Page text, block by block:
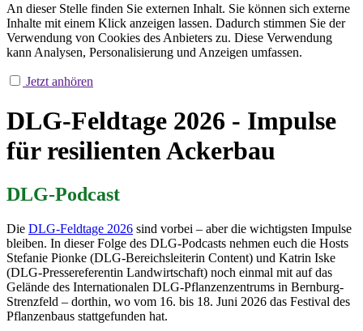
An dieser Stelle finden Sie externen Inhalt. Sie können sich externe
Inhalte mit einem Klick anzeigen lassen. Dadurch stimmen Sie der
Verwendung von Cookies des Anbieters zu. Diese Verwendung
kann Analysen, Personalisierung und Anzeigen umfassen.
Jetzt anhören
DLG-Feldtage 2026 - Impulse
für resilienten Ackerbau
DLG-Podcast
Die DLG-Feldtage 2026 sind vorbei – aber die wichtigsten Impulse
bleiben. In dieser Folge des DLG-Podcasts nehmen euch die Hosts
Stefanie Pionke (DLG-Bereichsleiterin Content) und Katrin Iske
(DLG-Pressereferentin Landwirtschaft) noch einmal mit auf das
Gelände des Internationalen DLG-Pflanzenzentrums in Bernburg-
Strenzfeld – dorthin, wo vom 16. bis 18. Juni 2026 das Festival des
Pflanzenbaus stattgefunden hat.